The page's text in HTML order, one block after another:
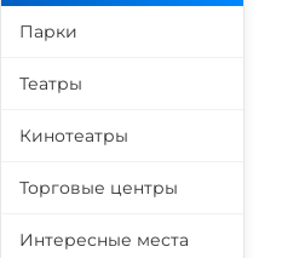
Парки
Театры
Кинотеатры
Торговые центры
Интересные места